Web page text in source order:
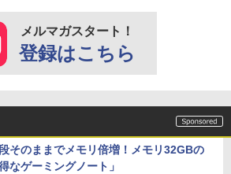
メルマガスタート！
登録はこちら
そのままでメモリ倍増！メモリ32GBの
得なゲーミングノート」